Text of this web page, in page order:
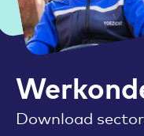
Download